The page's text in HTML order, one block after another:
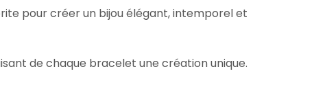
pour créer un bijou élégant, intemporel et
de chaque bracelet une création unique.